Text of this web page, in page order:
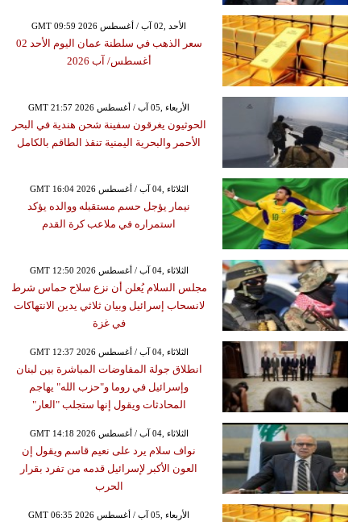
GMT 09:59 2026 الأحد ,02 آب / أغسطس
سعر الذهب في سلطنة عمان اليوم الأحد 02
أغسطس/ آب 2026
GMT 21:57 2026 الأربعاء ,05 آب / أغسطس
الحوثيون يغرقون سفينة شحن هندية في البحر
الأحمر والبحرية اليمنية تنقذ الطاقم بالكامل
GMT 16:04 2026 الثلاثاء ,04 آب / أغسطس
نيمار يؤجل حسم مستقبله ووالده يؤكد
استمراره في ملاعب كرة القدم
GMT 12:50 2026 الثلاثاء ,04 آب / أغسطس
مجلس السلام يُعلن أن نزع سلاح حماس شرط
لانسحاب إسرائيل وبيان ثلاثي يدين الانتهاكات
في غزة
GMT 12:37 2026 الثلاثاء ,04 آب / أغسطس
انطلاق جولة المفاوضات المباشرة بين لبنان
وإسرائيل في روما و"حزب الله" يهاجم
المحادثات ويقول إنها ستجلب "العار"
GMT 14:18 2026 الثلاثاء ,04 آب / أغسطس
نواف سلام يرد على نعيم قاسم ويقول إن
العون الأكبر لإسرائيل قدمه من تفرد بقرار
الحرب
GMT 06:35 2026 الأربعاء ,05 آب / أغسطس